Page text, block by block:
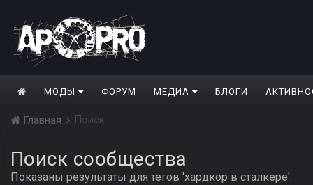
МОДЫ ФОРУМ МЕДИА БЛОГИ
Главная Поиск
Поиск сообщества
Показаны результаты для тегов 'хардкор в сталкере'.